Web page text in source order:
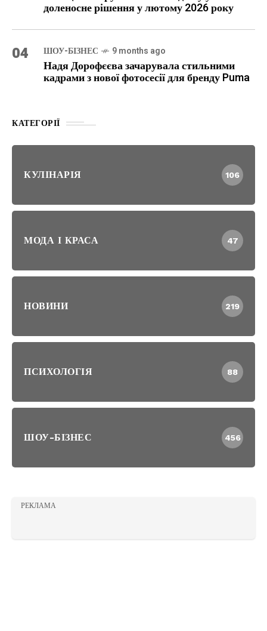
доленосне рішення у лютому 2026 року
04 ШОУ-БІЗНЕС 9 months ago
Надя Дорофєєва зачарувала стильними
кадрами з нової фотосесії для бренду Puma
КАТЕГОРІЇ
КУЛІНАРІЯ 106
МОДА І КРАСА 47
НОВИНИ 219
ПСИХОЛОГІЯ 88
ШОУ-БІЗНЕС 456
РЕКЛАМА